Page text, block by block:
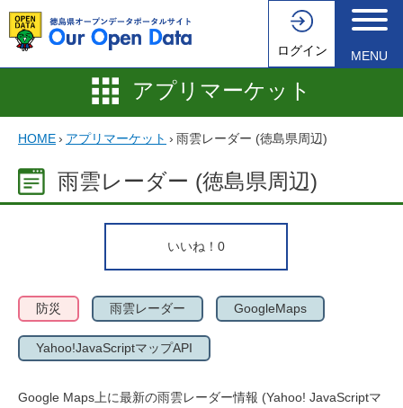
ログイン MENU
アプリマーケット
HOME› アプリマーケット › 雨雲レーダー (徳島県周辺)
雨雲レーダー (徳島県周辺)
いいね！ 0
防災 雨雲レーダー GoogleMaps
Yahoo!JavaScriptマップAPI
Google Maps上に最新の雨雲レーダー情報 (Yahoo! JavaScriptマ